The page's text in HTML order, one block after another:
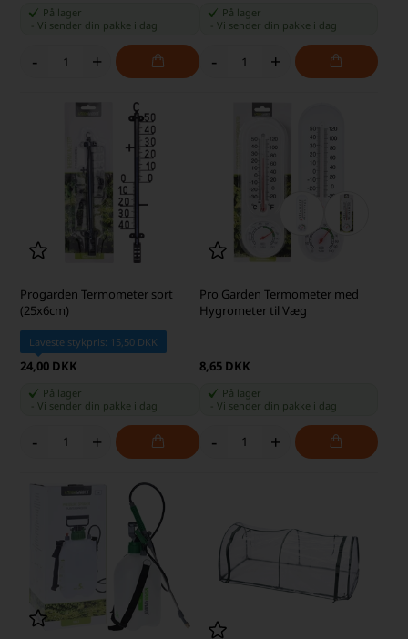
På lager
-Vi sender din pakke i dag
- +
På lager
Vi sender din pakke i dag
- +
Progarden Termometer sort
(25x6cm)
Laveste stykpris: 15,50 DKK
24,00 DKK
På lager
-Vi sender din pakke i dag
- +
Pro Garden Termometer med
Hygrometer til Væg
8,65 DKK
På lager
Vi sender din pakke i dag
- +